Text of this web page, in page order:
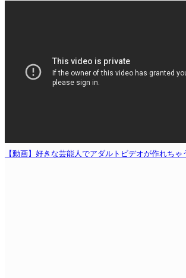
【動画】好きな芸能人でアダルトビデオが作れちゃ